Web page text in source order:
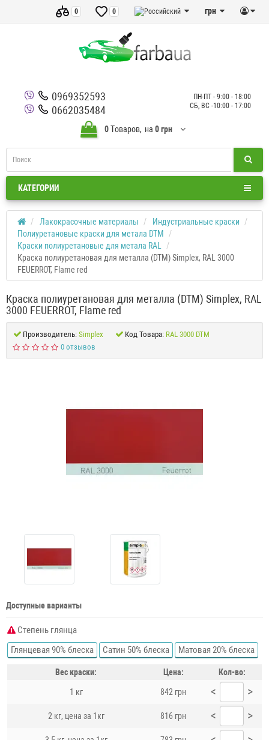
грн
0
0
0969352593
0662035484
ПН-ПТ - 9:00 - 18:00
СБ, ВС -10:00 - 17:00
0Tоваров, на 0 грн
КАТЕГОРИИ
Лакокрасочные материалы
Индустриальные краски
Полиуретановые краски для метала DTM
Краски полиуретановые для метала RAL
Краска полиуретановая для металла (DTM) Simplex, RAL 3000
FEUERROT, Flame red
Краска полиуретановая для металла (DTM) Simplex, RAL
3000 FEUERROT, Flame red
Производитель: Simplex Код Товара: RAL 3000 DTM
0 отзывов
Доступные варианты
Степень глянца
Глянцевая 90% блеска
Сатин 50% блеска Матовая 20% блеска
Вес краски: Цена: Кол-во:
1 кг 842 грн < >
2 кг, цена за 1кг 816 грн < >